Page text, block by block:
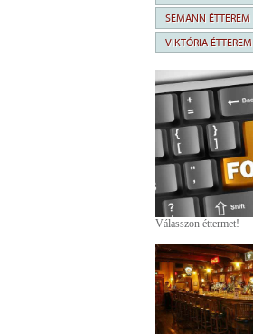
SEMANN ÉTTEREM
VIKTÓRIA ÉTTEREM
Válasszon éttermet!